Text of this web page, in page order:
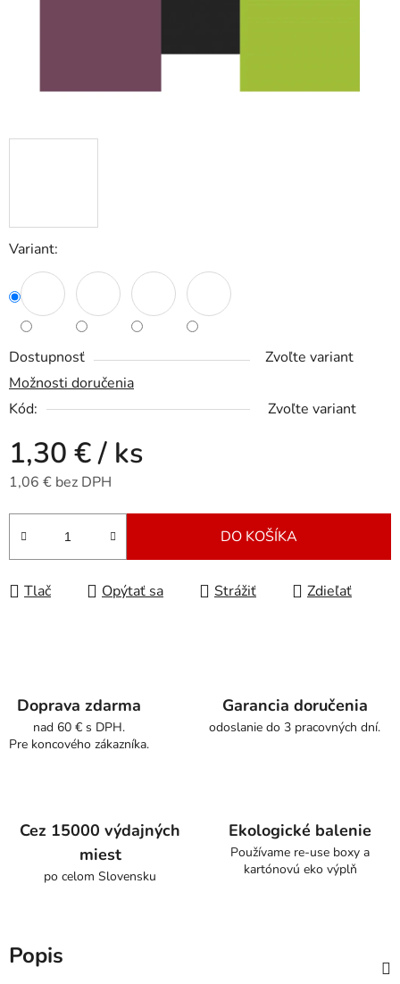
Variant:
Dostupnosť
Zvoľte variant
Možnosti doručenia
Kód:
Zvoľte variant
1,30 €/ ks
1,06 € bez DPH
Jednotková cena:
DO KOŠÍKA
Tlač Opýtať sa Strážiť Zdieľať
Doprava zdarma
nad 60 € s DPH.
Pre koncového zákazníka.
Garancia doručenia
odoslanie do 3 pracovných dní.
Cez 15000 výdajných
miest
po celom Slovensku
Ekologické balenie
Používame re-use boxy a
kartónovú eko výplň
Popis